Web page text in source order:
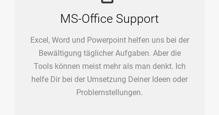
MS-Office Support
Excel, Word und Powerpoint helfen uns bei der
Bewältigung täglicher Aufgaben. Aber die
Tools können meist mehr als man denkt. Ich
helfe Dir bei der Umsetzung Deiner Ideen oder
Problemstellungen.